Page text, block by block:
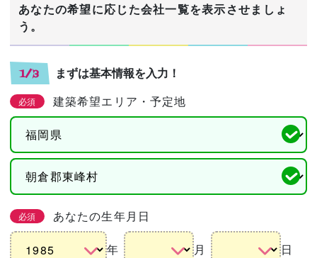
あなたの希望に応じた会社一覧を表示させましょ
う。
1/3 まずは基本情報を入力！
必須 建築希望エリア・予定地
必須 あなたの生年月日
年 月 日